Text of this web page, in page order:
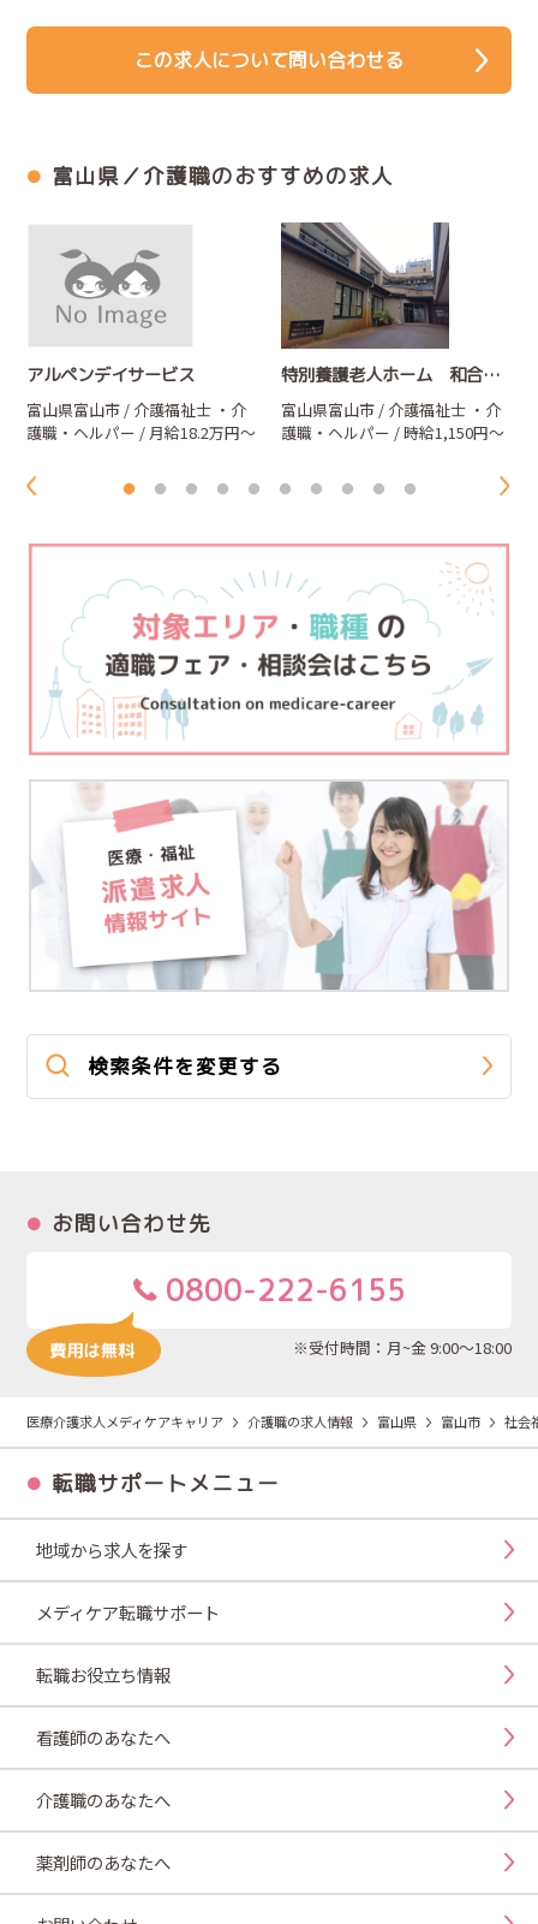
この求人について問い合わせる
富山県／介護職のおすすめの求人
アルペンデイサービス
富山県富山市 / 介護福祉士 ・介
護職・ヘルパー / 月給18.2万円～
特別養護老人ホーム 和合ハイツ
富山県富山市 / 介護福祉士 ・介
護職・ヘルパー / 時給1,150円～
検索条件を変更する
お問い合わせ先
0800-222-6155
※受付時間：月~金 9:00～18:00
医療介護求人メディケアキャリア 介護職の求人情報 富山県 富山市 社会
転職サポートメニュー
地域から求人を探す
メディケア転職サポート
転職お役立ち情報
看護師のあなたへ
介護職のあなたへ
薬剤師のあなたへ